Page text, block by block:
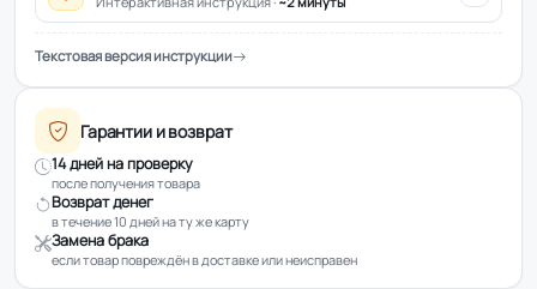
Текстовая версия инструкции
Гарантии и возврат
14 дней на проверку
после получения товара
Возврат денег
в течение 10 дней на ту же карту
Замена брака
если товар повреждён в доставке или неисправен